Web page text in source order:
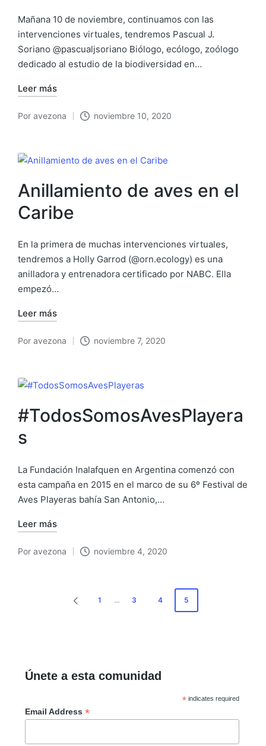
Mañana 10 de noviembre, continuamos con las
intervenciones virtuales, tendremos Pascual J.
Soriano @pascualjsoriano Biólogo, ecólogo, zoólogo
dedicado al estudio de la biodiversidad en…
Leer más
Publicado
Por avezona noviembre 10, 2020
Anillamiento de aves en el
Caribe
En la primera de muchas intervenciones virtuales,
tendremos a Holly Garrod (@orn.ecology) es una
anilladora y entrenadora certificado por NABC. Ella
empezó…
Leer más
Publicado
Por avezona noviembre 7, 2020
#TodosSomosAvesPlayera
s
La Fundación Inalafquen en Argentina comenzó con
esta campaña en 2015 en el marco de su 6º Festival de
Aves Playeras bahía San Antonio,…
Leer más
Publicado
Por avezona noviembre 4, 2020
Paginación
PÁGINA
1 … 3 4 5
Únete a esta comunidad
*indicates required
Email Address *